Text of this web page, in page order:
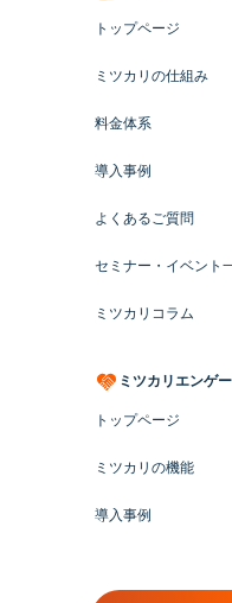
トップページ
ミツカリの仕組み
料金体系
導入事例
よくあるご質問
セミナー・イベント
ミツカリコラム
ミツカリエンゲ
トップページ
ミツカリの機能
導入事例